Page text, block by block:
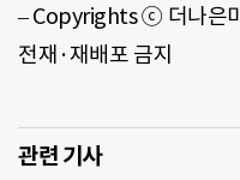
– Copyrights ⓒ 더나은
전재·재배포 금지
관련 기사